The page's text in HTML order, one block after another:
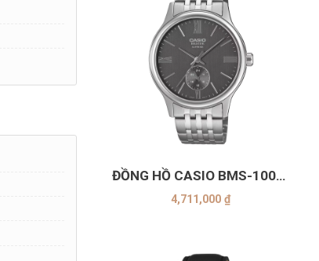
ĐỒNG HỒ CASIO BMS-100D-
8AVDF
4,711,000₫